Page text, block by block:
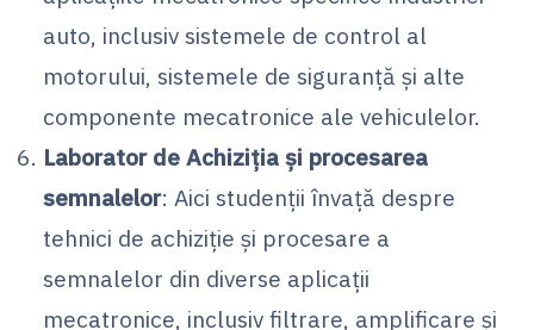
auto, inclusiv sistemele de control al
motorului, sistemele de siguranță și alte
componente mecatronice ale vehiculelor.
Laborator de Achiziția și procesarea
semnalelor: Aici studenții învață despre
tehnici de achiziție și procesare a
semnalelor din diverse aplicații
mecatronice, inclusiv filtrare, amplificare și